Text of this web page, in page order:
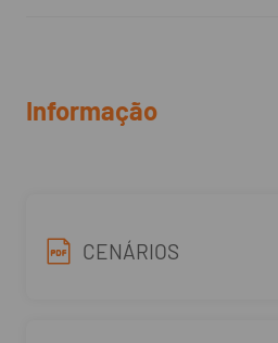
Informação
CENÁRIOS